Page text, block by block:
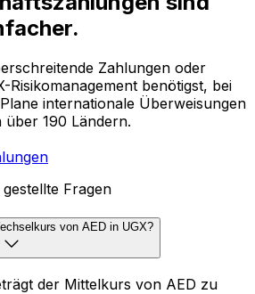
Zahlungen oder
Risikomanagement benötigst, bei
internationale Überweisungen
über 190 Ländern.
Fragen
von AED in UGX?
der Mittelkurs von AED zu